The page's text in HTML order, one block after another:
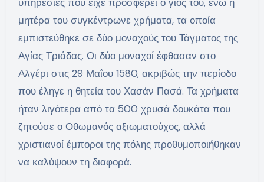
μητέρα του συγκέντρωνε χρήματα, τα οποία
εμπιστεύθηκε σε δύο μοναχούς του Τάγματος της
Αγίας Τριάδας. Οι δύο μοναχοί έφθασαν στο
Αλγέρι στις 29 Μαΐου 1580, ακριβώς την περίοδο
που έληγε η θητεία του Χασάν Πασά. Τα χρήματα
ήταν λιγότερα από τα 500 χρυσά δουκάτα που
ζητούσε ο Οθωμανός αξιωματούχος, αλλά
χριστιανοί έμποροι της πόλης προθυμοποιήθηκαν
να καλύψουν τη διαφορά.